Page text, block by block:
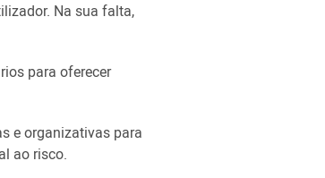
Na sua falta,
para oferecer
e organizativas para
ao risco.